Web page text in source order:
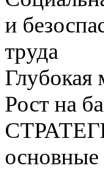
и
труда
Глубокая
Рост на
основные